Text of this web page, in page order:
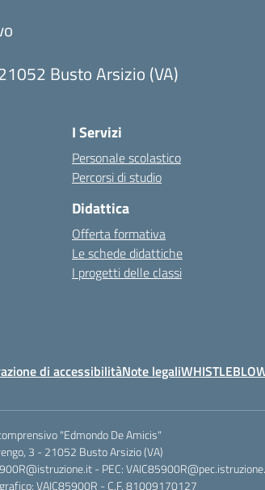
Busto Arsizio (VA)
I Servizi
Personale scolastico
Percorsi di studio
Didattica
Offerta formativa
Le schede didattiche
I progetti delle classi
di accessibilitàNote legali
"Edmondo De Amicis"
3 - 21052 Busto Arsizio (VA)
- PEC:
VAIC85900R - C.F. 81009170127